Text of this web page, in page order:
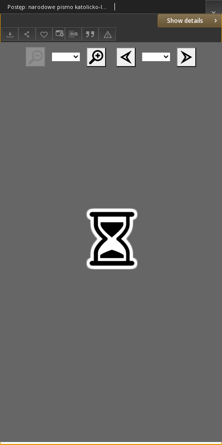
Show details
Postęp: narodowe pismo katolicko-ludowe niezależne pod każdym względem 1916.04.21 R.27 Nr93